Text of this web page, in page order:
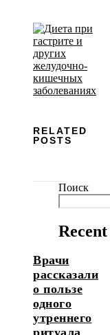
RELATED
POSTS
Врачи
рассказали
о пользе
одного
утреннего
Поиск
Recent